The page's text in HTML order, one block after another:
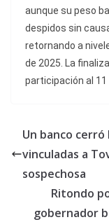
aunque su peso
despidos sin
retornando a
de 2025. La
participación al 11
Un banco cerró
vinculadas a
sospechosa
Ritondo
gobernador